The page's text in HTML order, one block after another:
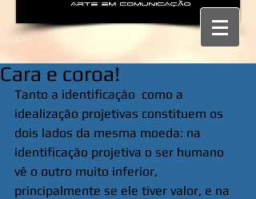
Cara e coroa!
Tanto a identificação  como a
idealização projetivas constituem os
dois lados da mesma moeda: na
identificação projetiva o ser humano
vê o outro muito inferior,
principalmente se ele tiver valor, e na